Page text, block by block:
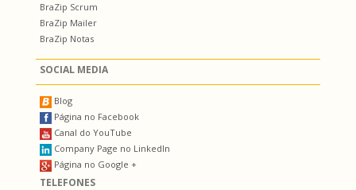
BraZip Scrum
BraZip Mailer
BraZip Notas
SOCIAL MEDIA
Blog
Página no Facebook
Canal do YouTube
Company Page no LinkedIn
Página no Google +
TELEFONES